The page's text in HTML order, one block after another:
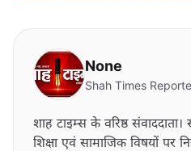
None
Shah Times
शाह टाइम्स के वरिष्ठ
शिक्षा एवं सामाजिक विषयों पर